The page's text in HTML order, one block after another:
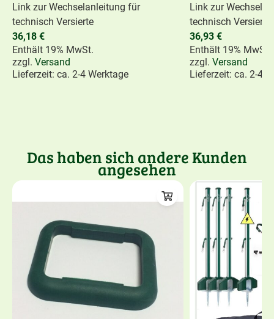
Link zur Wechselanleitung für
technisch Versierte
36,18 €
Enthält 19% MwSt.
zzgl. Versand
Lieferzeit: ca. 2-4 Werktage
Link zur
technisch Versierte
36,93 €
Enthält 19% MwSt.
zzgl. Versand
Lieferzeit: ca. 2-4
Das haben sich andere Kunden
angesehen